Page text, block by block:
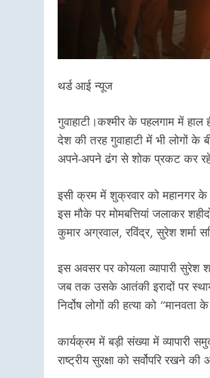
थर्ड आई न्यूज
गुवाहाटी।कश्मीर के पहलगाम में
देश की तरह गुवाहाटी में भी लोगों के
अपने-अपने ढंग से शोक प्रकट कर रहे
इसी क्रम में शुक्रवार को महानगर के
इस मौके पर मोमबत्तियां जलाकर
कुमार अग्रवाल, रविंद्र, सुरेश शर्मा
इस अवसर पर कोयला व्यापारी
जब तक उसके आतंकी इरादों पर
निर्दोष लोगों की हत्या को “मानवता
कार्यक्रम में बड़ी संख्या में
राष्ट्रीय सुरक्षा को सर्वोपरि रखने